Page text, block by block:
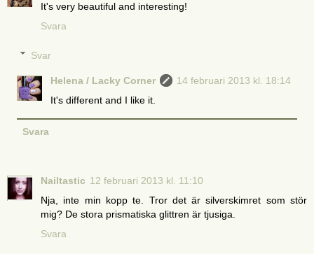
It's very beautiful and interesting!
Svara
Svar
Helena / Lacky Corner
14 februari 2013 kl. 18:14
It's different and I like it.
Svara
Nailtastic 12 februari 2013 kl. 11:10
Nja, inte min kopp te. Tror det är silverskimret som stör
mig? De stora prismatiska glittren är tjusiga.
Svara